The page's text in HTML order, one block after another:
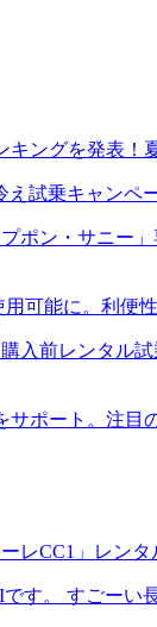
キングを発表
え試乗キャンペ
ポン・サニー
可能に。利便
入前レンタル
ポート。注目
レCC1」レンタ
す。 すごーい